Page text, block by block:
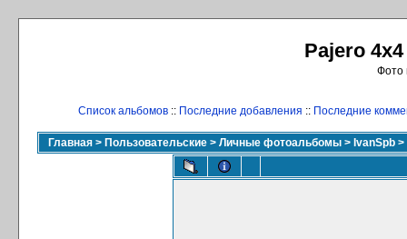
Pajero
Фото
Список альбомов :: Последние добавления :: Последние
Главная > Пользовательские > Личные фотоальбомы > IvanSpb >